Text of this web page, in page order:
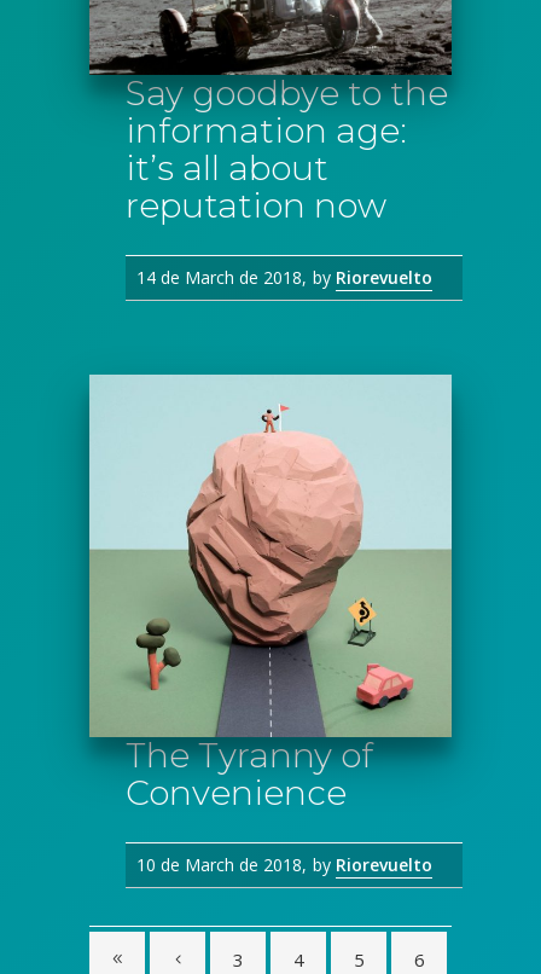
Say goodbye to the
information age:
it’s all about
reputation now
14 de March de 2018 by Riorevuelto
The Tyranny of
Convenience
10 de March de 2018 by Riorevuelto
3 4 5 6